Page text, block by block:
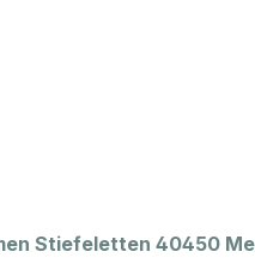
Stiefeletten 40450